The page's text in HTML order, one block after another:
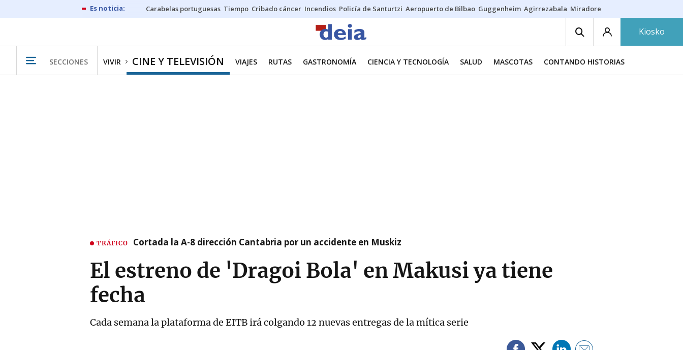
Carabelas portuguesas Tiempo Cribado cáncer Incendios Policía de Santurtzi Aeropuerto de Bilbao Guggenheim Agirrezabala Miradores en Bilbao
Kiosko
SECCIONES VIVIR CINE Y TELEVISIÓN VIAJES RUTAS GASTRONOMÍA CIENCIA Y TECNOLOGÍA SALUD MASCOTAS CONTANDO HISTORIAS
TRÁFICO Cortada la A-8 dirección Cantabria por un accidente en Muskiz
El estreno de 'Dragoi Bola' en Makusi ya tiene
fecha
Cada semana la plataforma de EITB irá colgando 12 nuevas entregas de la mítica serie